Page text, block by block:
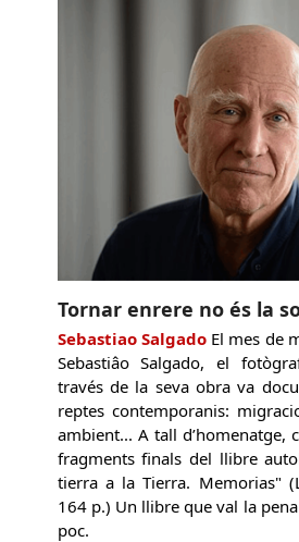
Tornar enrere no és la
Sebastiao SalgadoEl mes de
Sebastiâo Salgado, el
través de la seva obra va
reptes contemporanis:
ambient... A tall d’homenatge,
fragments finals del llibre
tierra a la Tierra. Memorias"
164 p.) Un llibre que val la
poc.